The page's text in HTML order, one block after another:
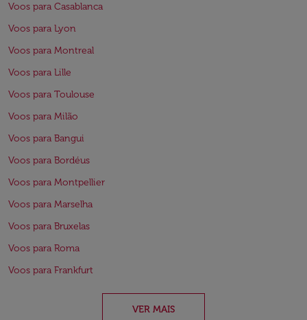
Voos para Casablanca
Voos para Lyon
Voos para Montreal
Voos para Lille
Voos para Toulouse
Voos para Milão
Voos para Bangui
Voos para Bordéus
Voos para Montpellier
Voos para Marselha
Voos para Bruxelas
Voos para Roma
Voos para Frankfurt
VER MAIS